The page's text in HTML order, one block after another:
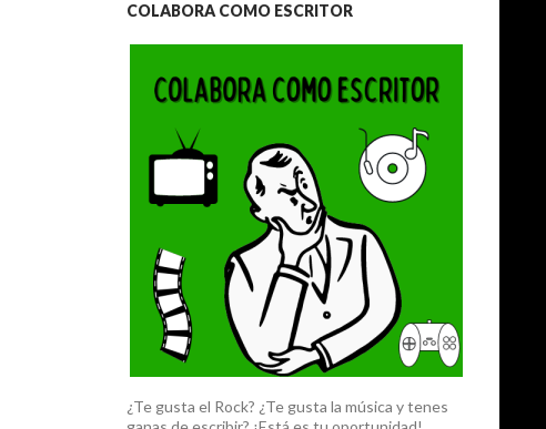
COLABORA COMO ESCRITOR
¿Te gusta el Rock? ¿Te gusta la música y tenes